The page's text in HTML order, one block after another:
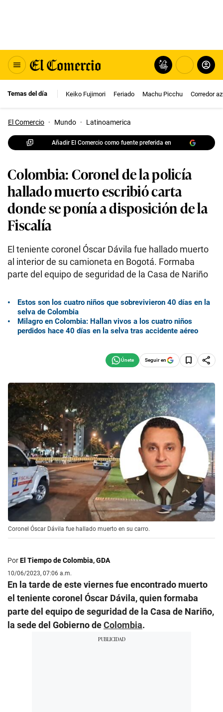
Temas del día Keiko Fujimori Feriado Machu Picchu Corredor
El Comercio · Mundo · Latinoamerica
Añadir El Comercio como fuente preferida en
Colombia: Coronel de la policía
hallado muerto escribió carta
donde se ponía a disposición de la
Fiscalía
El teniente coronel Óscar Dávila fue hallado muerto
al interior de su camioneta en Bogotá. Formaba
parte del equipo de seguridad de la Casa de Nariño
Estos son los cuatro niños que sobrevivieron 40 días en la
selva de Colombia
Milagro en Colombia: Hallan vivos a los cuatro niños
perdidos hace 40 días en la selva tras accidente aéreo
Seguir en
Coronel Óscar Dávila fue hallado muerto en su carro.
PorEl Tiempo de Colombia, GDA
10/06/2023, 07:06 a.m.
En la tarde de este viernes fue encontrado muerto
el teniente coronel Óscar Dávila, quien formaba
parte del equipo de seguridad de la Casa de Nariño,
la sede del Gobierno deColombia.